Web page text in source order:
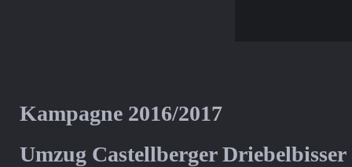
Kampagne 2016/2017
Umzug Castellberger